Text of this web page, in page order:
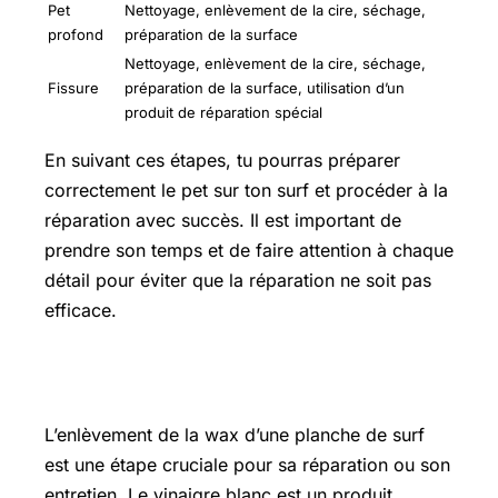
Pet
profond
Nettoyage, enlèvement de la cire, séchage,
préparation de la surface
Fissure
Nettoyage, enlèvement de la cire, séchage,
préparation de la surface, utilisation d’un
produit de réparation spécial
En suivant ces étapes, tu pourras préparer
correctement le pet sur ton surf et procéder à la
réparation avec succès. Il est important de
prendre son temps et de faire attention à chaque
détail pour éviter que la réparation ne soit pas
efficace.
L’enlèvement de la wax d’une planche de surf
est une étape cruciale pour sa réparation ou son